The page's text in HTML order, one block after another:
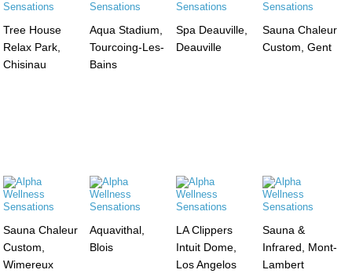
Tree House
Relax Park,
Chisinau
Aqua Stadium,
Tourcoing-Les-
Bains
Spa Deauville,
Deauville
Sauna Chaleur
Custom, Gent
Sauna Chaleur
Custom,
Wimereux
Aquavithal,
Blois
LA Clippers
Intuit Dome,
Los Angelos
Sauna &
Infrared, Mont-
Lambert